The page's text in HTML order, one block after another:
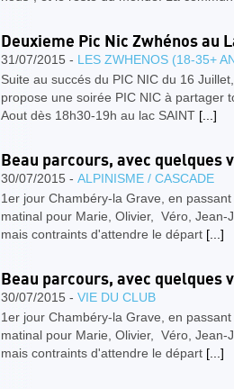
Deuxieme Pic Nic Zwhénos au
31/07/2015 - LES ZWHENOS (18-35+
Suite au succés du PIC NIC du 16
propose une soirée PIC NIC à partager
Aout dès 18h30-19h au lac SAINT [...]
Beau parcours, avec quelques
30/07/2015 - ALPINISME / CASCADE
1er jour Chambéry-la Grave, en
matinal pour Marie, Olivier, Véro, Jean-
mais contraints d'attendre le départ [...]
Beau parcours, avec quelques
30/07/2015 - VIE DU CLUB
1er jour Chambéry-la Grave, en
matinal pour Marie, Olivier, Véro, Jean-
mais contraints d'attendre le départ [...]